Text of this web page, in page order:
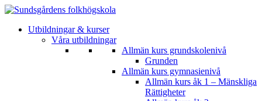
Utbildningar & kurser
Våra utbildningar
Allmän kurs grundskolenivå
Grunden
Allmän kurs gymnasienivå
Allmän kurs åk 1 – Mänskliga
Rättigheter